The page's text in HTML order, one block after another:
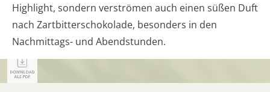
Highlight, sondern verströmen auch einen süßen Duft
nach Zartbitterschokolade, besonders in den
Nachmittags- und Abendstunden.